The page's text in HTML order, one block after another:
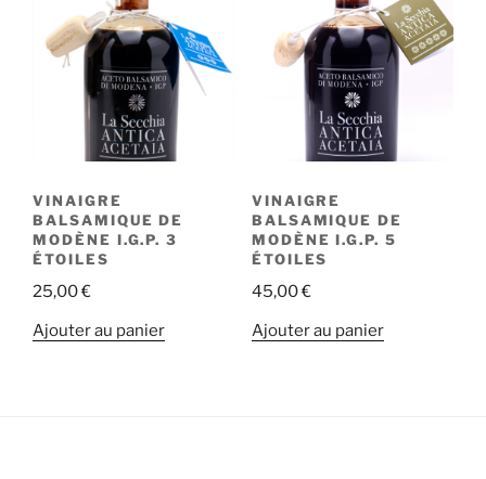
VINAIGRE
BALSAMIQUE DE
MODÈNE I.G.P. 3
ÉTOILES
25,00€
Ajouter au panier
VINAIGRE
BALSAMIQUE DE
MODÈNE I.G.P. 5
ÉTOILES
45,00€
Ajouter au panier